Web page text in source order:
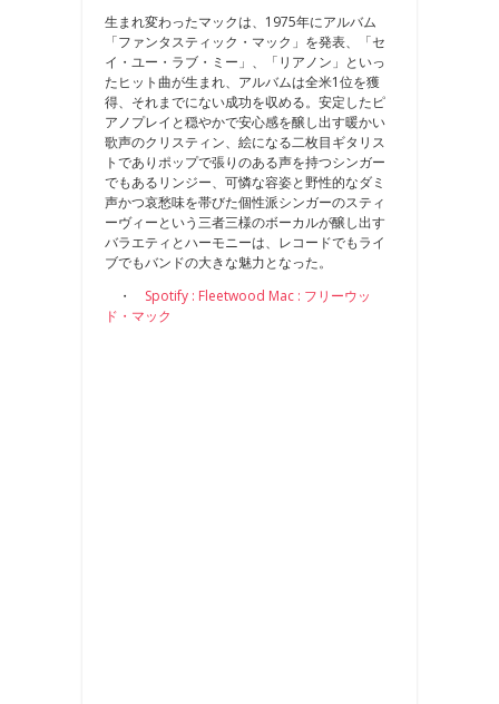
生まれ変わったマックは、1975年にアルバム
「ファンタスティック・マック」を発表、「セ
イ・ユー・ラブ・ミー」、「リアノン」といっ
たヒット曲が生まれ、アルバムは全米1位を獲
得、それまでにない成功を収める。安定したピ
アノプレイと穏やかで安心感を醸し出す暖かい
歌声のクリスティン、絵になる二枚目ギタリス
トでありポップで張りのある声を持つシンガー
でもあるリンジー、可憐な容姿と野性的なダミ
声かつ哀愁味を帯びた個性派シンガーのスティ
ーヴィーという三者三様のボーカルが醸し出す
バラエティとハーモニーは、レコードでもライ
ブでもバンドの大きな魅力となった。
・ Spotify : Fleetwood Mac : フリーウッ
ド・マック